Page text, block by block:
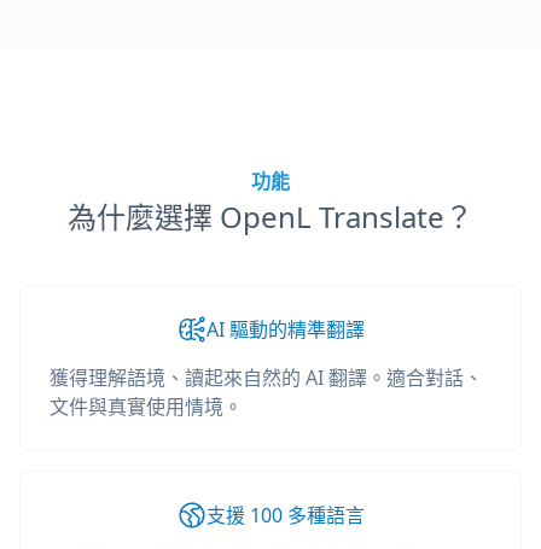
功能
為什麼選擇 OpenL Translate？
AI 驅動的精準翻譯
獲得理解語境、讀起來自然的 AI 翻譯。適合對話、
文件與真實使用情境。
支援 100 多種語言